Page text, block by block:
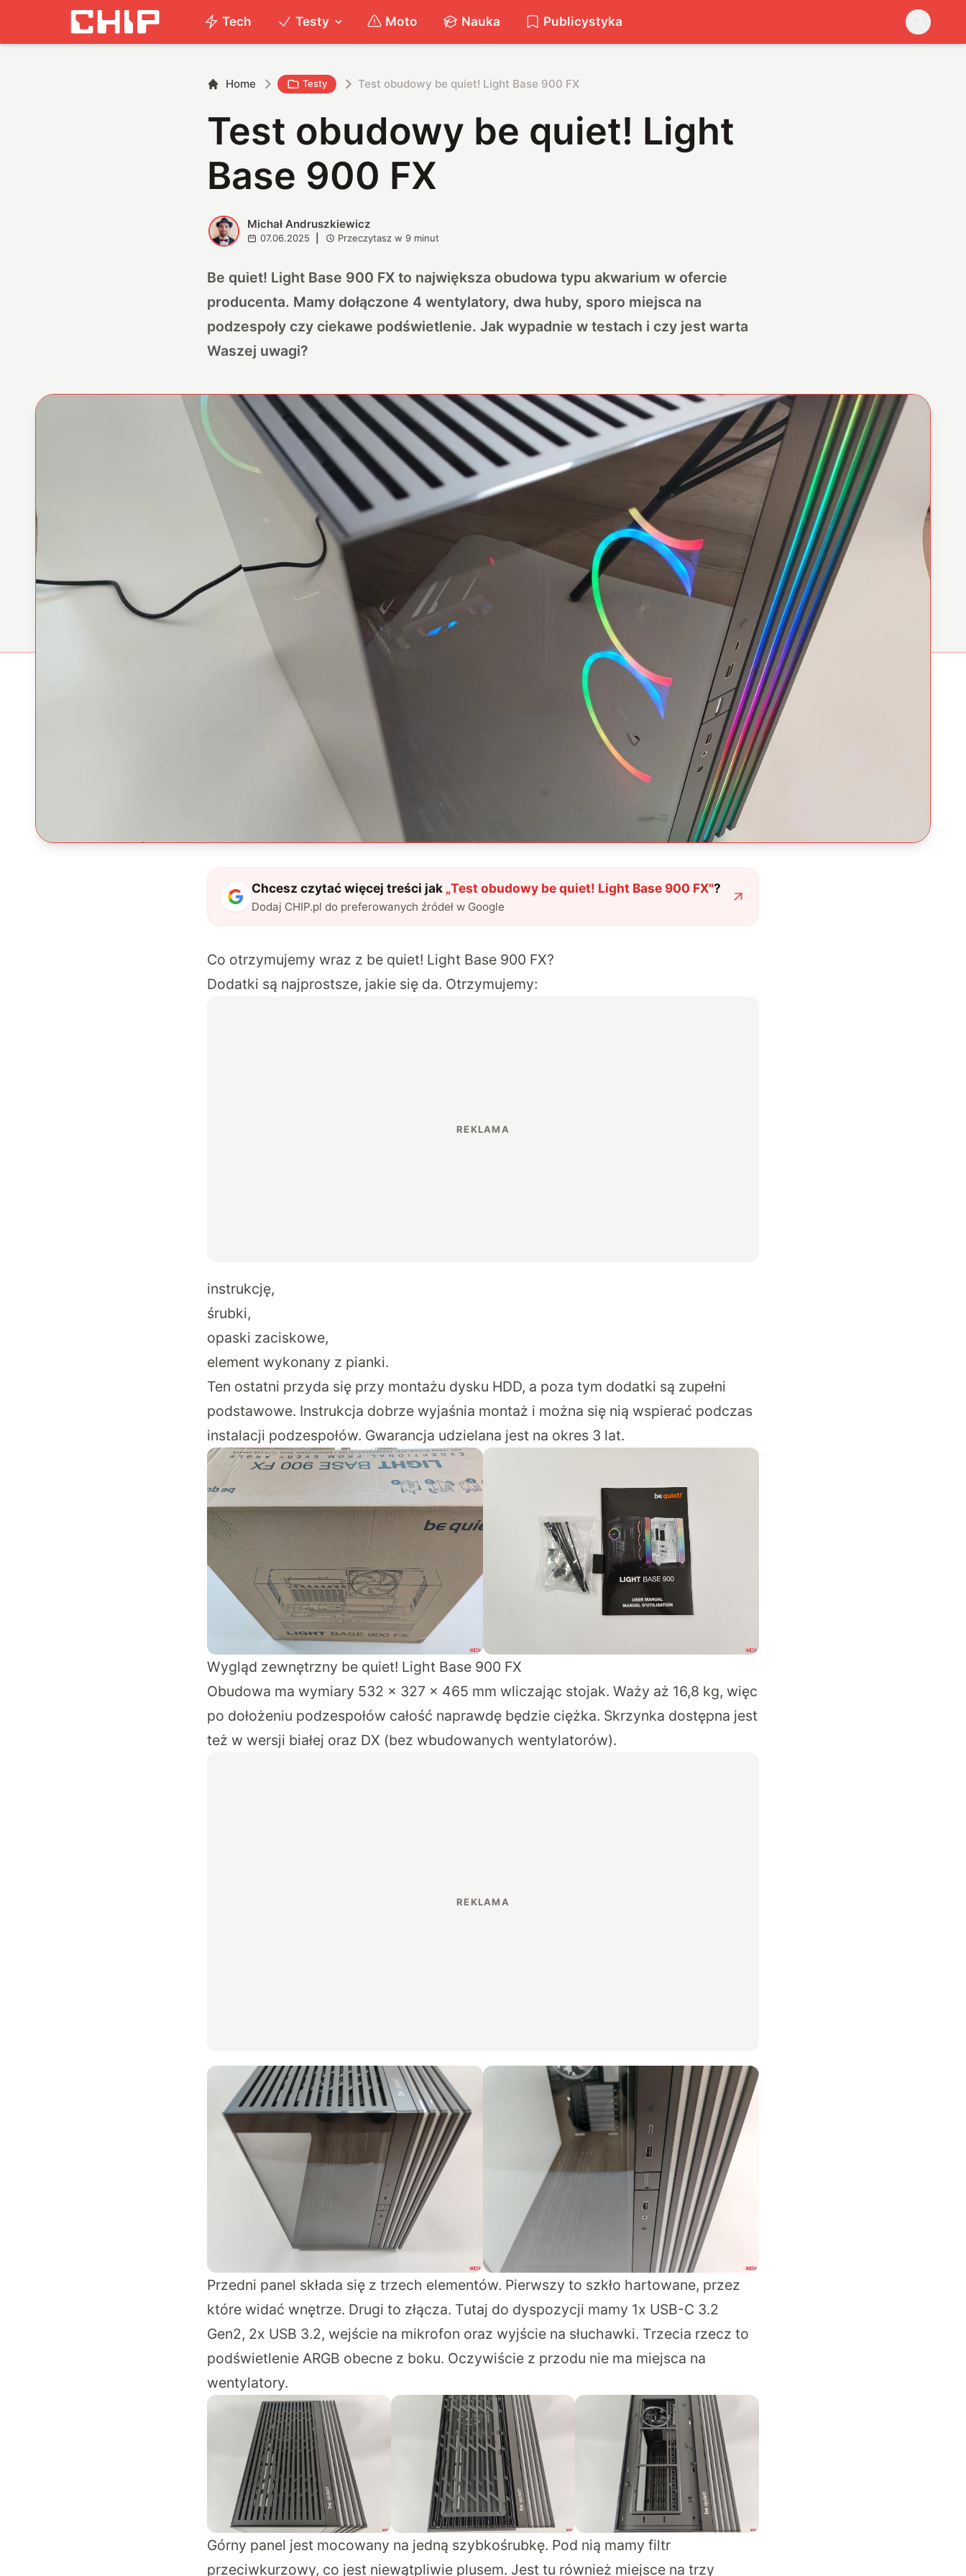
Tech Testy Moto Nauka Publicystyka
Home Testy Test obudowy be quiet! Light Base 900 FX
Test obudowy be quiet! Light
Base 900 FX
M Michał Andruszkiewicz
07.06.2025 Przeczytasz w9 minut
Be quiet! Light Base 900 FX to największa obudowa typu akwarium w ofercie
producenta. Mamy dołączone 4 wentylatory, dwa huby, sporo miejsca na
podzespoły czy ciekawe podświetlenie. Jak wypadnie w testach i czy jest warta
Waszej uwagi?
Chcesz czytać więcej treści jak „Test obudowy be quiet! Light Base 900 FX"?
Dodaj CHIP.pl do preferowanych źródeł w Google
Co otrzymujemy wraz z be quiet! Light Base 900 FX?
Dodatki są najprostsze, jakie się da. Otrzymujemy:
instrukcję,
śrubki,
opaski zaciskowe,
element wykonany z pianki.
Ten ostatni przyda się przy montażu dysku HDD, a poza tym dodatki są zupełni
podstawowe. Instrukcja dobrze wyjaśnia montaż i można się nią wspierać podczas
instalacji podzespołów. Gwarancja udzielana jest na okres 3 lat.
Wygląd zewnętrzny be quiet! Light Base 900 FX
Obudowa ma wymiary 532 x 327 x 465 mm wliczając stojak. Waży aż 16,8 kg, więc
po dołożeniu podzespołów całość naprawdę będzie ciężka. Skrzynka dostępna jest
też w wersji białej oraz DX (bez wbudowanych wentylatorów).
Przedni panel składa się z trzech elementów. Pierwszy to szkło hartowane, przez
które widać wnętrze. Drugi to złącza. Tutaj do dyspozycji mamy 1x USB-C 3.2
Gen2, 2x USB 3.2, wejście na mikrofon oraz wyjście na słuchawki. Trzecia rzecz to
podświetlenie ARGB obecne z boku. Oczywiście z przodu nie ma miejsca na
wentylatory.
Górny panel jest mocowany na jedną szybkośrubkę. Pod nią mamy filtr
przeciwkurzowy, co jest niewątpliwie plusem. Jest tu również miejsce na trzy